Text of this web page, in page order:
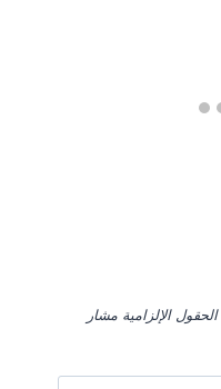
الحقول الإلزامية مشار